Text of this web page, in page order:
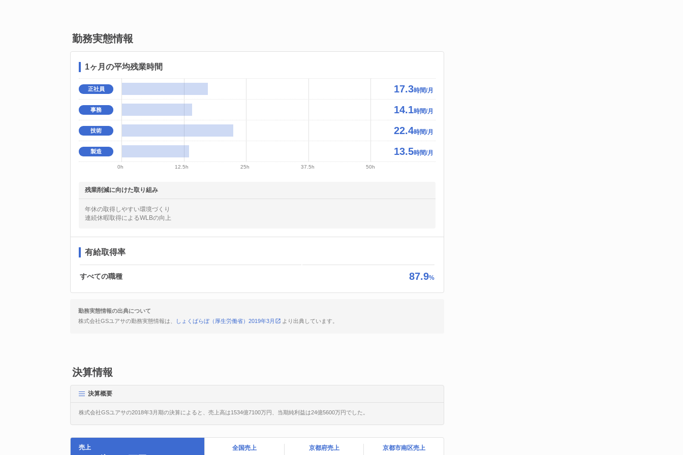
勤務実態情報
1ヶ月の平均残業時間
正社員 17.3時間/月
事務 14.1時間/月
技術 22.4時間/月
製造 13.5時間/月
0h 12.5h 25h 37.5h 50h
残業削減に向けた取り組み
年休の取得しやすい環境づくり
連続休暇取得によるWLBの向上
有給取得率
すべての職種 87.9%
勤務実態情報の出典について
株式会社GSユアサの勤務実態情報は、
しょくばらぼ（厚生労働省）2019年3月 より出典しています。
決算情報
決算概要
株式会社GSユアサの2018年3月期の決算によると、売上高は1534億7100万円、当期純利益は24億5600万円でした。
売上 全国売上 京都府売上 京都市南区売上